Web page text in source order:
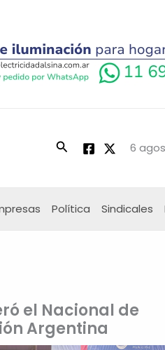
Buscar 6
Política Sindicales
el Nacional de
Argentina